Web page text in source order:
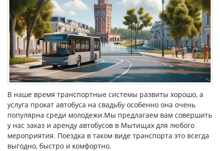
В наше время транспортные системы развиты хорошо, а
услуга прокат автобуса на свадьбу особенно она очень
популярна среди молодежи.Мы предлагаем вам совершить
у нас заказ и аренду автобусов в Мытищах для любого
мероприятия. Поездка в таком виде транспорта это всегда
выгодно, быстро и комфортно.